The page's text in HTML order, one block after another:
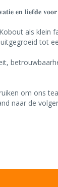
𝐞𝐧 𝐥𝐢𝐞𝐟𝐝𝐞
Kobout als
tot
om ons
naar de